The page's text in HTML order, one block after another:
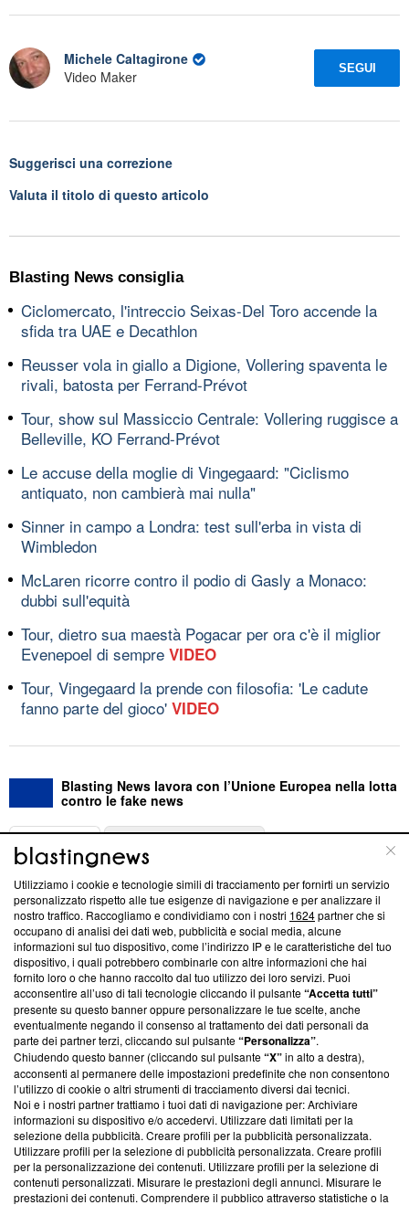
Michele Caltagirone
Video Maker
SEGUI
Suggerisci una correzione
Valuta il titolo di questo articolo
Blasting News consiglia
Ciclomercato, l'intreccio Seixas-Del Toro accende la
sfida tra UAE e Decathlon
Reusser vola in giallo a Digione, Vollering spaventa le
rivali, batosta per Ferrand-Prévot
Tour, show sul Massiccio Centrale: Vollering ruggisce a
Belleville, KO Ferrand-Prévot
Le accuse della moglie di Vingegaard: "Ciclismo
antiquato, non cambierà mai nulla"
Sinner in campo a Londra: test sull'erba in vista di
Wimbledon
McLaren ricorre contro il podio di Gasly a Monaco:
dubbi sull'equità
Tour, dietro sua maestà Pogacar per ora c'è il miglior
Evenepoel di sempre VIDEO
Tour, Vingegaard la prende con filosofia: 'Le cadute
fanno parte del gioco' VIDEO
Blasting News lavora con l’Unione Europea nella lotta
contro le fake news
ABOUT
Questa sezione offre informazioni trasparenti su Blasting
News, sui nostri processi editoriali e su come ci impegniamo a
creare news di qualità. Inoltre, afferma la nostra aderenza a
‘Trust Project - News with Integrity’Blasting News non è
ancora membro del programma, ma ha richiesto di farne
parte; Trust Project non ha ancora effettuato una verifica di
conformità agli standard.
Su di noi
Team editoriale
Corporate
Redazione
Informativa Privacy
Utilizziamo i cookie e tecnologie simili di tracciamento per fornirti un servizio
personalizzato rispetto alle tue esigenze di navigazione e per analizzare il
nostro traffico. Raccogliamo e condividiamo con i nostri 1624partner che si
occupano di analisi dei dati web, pubblicità e social media, alcune
informazioni sul tuo dispositivo, come l’indirizzo IP e le caratteristiche del tuo
dispositivo, i quali potrebbero combinarle con altre informazioni che hai
fornito loro o che hanno raccolto dal tuo utilizzo dei loro servizi. Puoi
acconsentire all’uso di tali tecnologie cliccando il pulsante“Accetta tutti”
presente su questo banner oppure personalizzare le tue scelte, anche
eventualmente negando il consenso al trattamento dei dati personali da
parte dei partner terzi, cliccando sul pulsante“Personalizza”.
Chiudendo questo banner (cliccando sul pulsante“X”in alto a destra),
acconsenti al permanere delle impostazioni predefinite che non consentono
l’utilizzo di cookie o altri strumenti di tracciamento diversi dai tecnici.
Noi e i nostri partner trattiamo i tuoi dati di navigazione per: Archiviare
informazioni su dispositivo e/o accedervi. Utilizzare dati limitati per la
selezione della pubblicità. Creare profili per la pubblicità personalizzata.
Utilizzare profili per la selezione di pubblicità personalizzata. Creare profili
per la personalizzazione dei contenuti. Utilizzare profili per la selezione di
contenuti personalizzati. Misurare le prestazioni degli annunci. Misurare le
prestazioni dei contenuti. Comprendere il pubblico attraverso statistiche o la